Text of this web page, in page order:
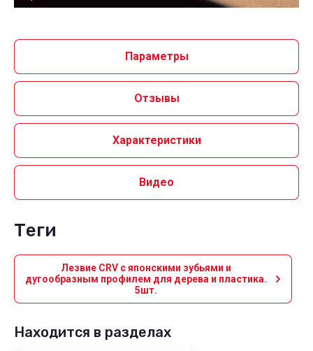
Параметры
Отзывы
Характеристики
Видео
теги
Лезвие CRV с японскими зубьями и
дугообразным профилем для дерева и пластика.
5шт.
Находится в разделах